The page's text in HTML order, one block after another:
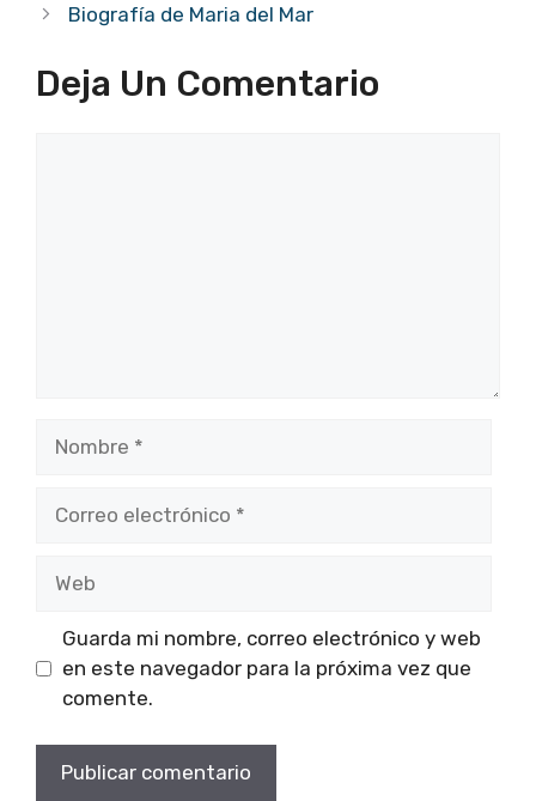
Biografía de Maria del Mar
Deja Un Comentario
Guarda mi nombre, correo electrónico y web
en este navegador para la próxima vez que
comente.